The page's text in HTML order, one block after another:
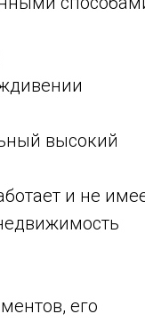
высокий
и не
его